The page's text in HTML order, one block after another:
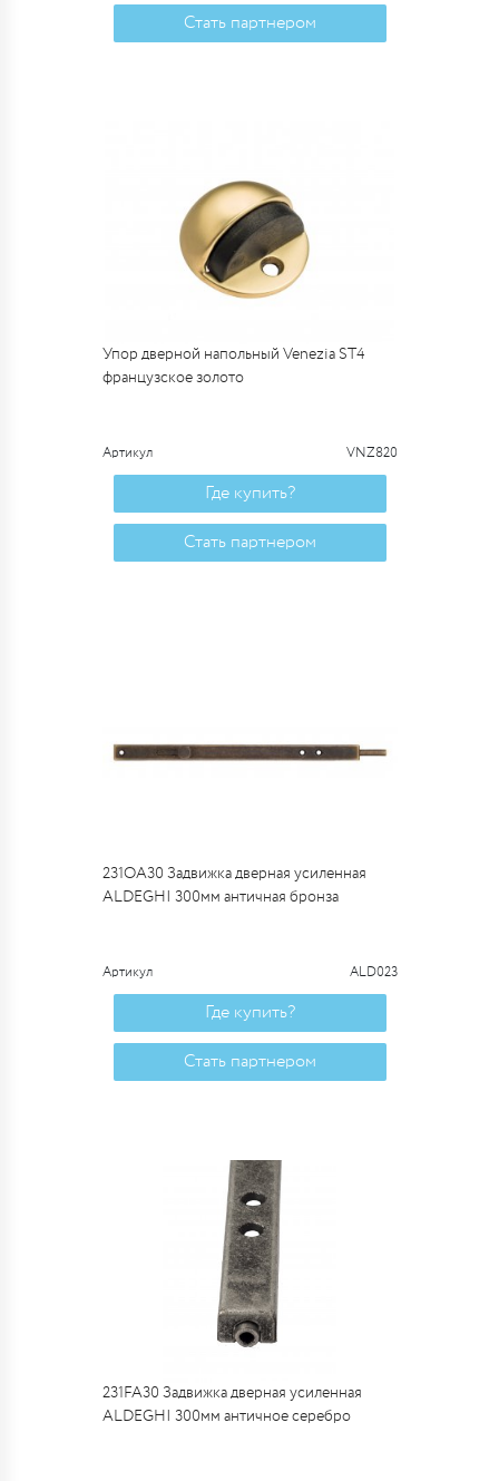
Стать партнером
Упор дверной напольный Venezia ST4
французское золото
Артикул VNZ820
Где купить?
Стать партнером
231OA30 Задвижка дверная усиленная
ALDEGHI 300мм античная бронза
Артикул ALD023
Где купить?
Стать партнером
231FA30 Задвижка дверная усиленная
ALDEGHI 300мм античное серебро